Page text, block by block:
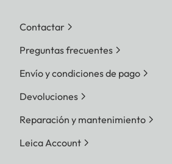
Contactar
Preguntas frecuentes
Envío y condiciones de pago
Devoluciones
Reparación y mantenimiento
Leica Account